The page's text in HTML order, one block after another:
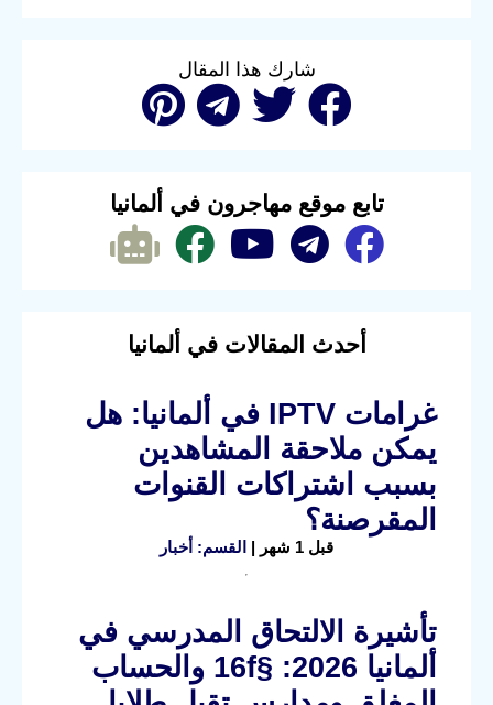
شارك هذا المقال
تابع موقع مهاجرون في ألمانيا
أحدث المقالات في ألمانيا
غرامات IPTV في ألمانيا: هل
يمكن ملاحقة المشاهدين
بسبب اشتراكات القنوات
المقرصنة؟
قبل 1 شهر | القسم: أخبار
تأشيرة الالتحاق المدرسي في
ألمانيا 2026: §16f والحساب